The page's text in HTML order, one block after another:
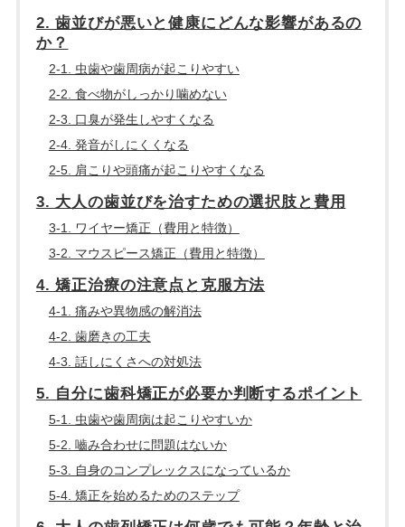
2. 歯並びが悪いと健康にどんな影響があるの
か？
2-1. 虫歯や歯周病が起こりやすい
2-2. 食べ物がしっかり噛めない
2-3. 口臭が発生しやすくなる
2-4. 発音がしにくくなる
2-5. 肩こりや頭痛が起こりやすくなる
3. 大人の歯並びを治すための選択肢と費用
3-1. ワイヤー矯正（費用と特徴）
3-2. マウスピース矯正（費用と特徴）
4. 矯正治療の注意点と克服方法
4-1. 痛みや異物感の解消法
4-2. 歯磨きの工夫
4-3. 話しにくさへの対処法
5. 自分に歯科矯正が必要か判断するポイント
5-1. 虫歯や歯周病は起こりやすいか
5-2. 嚙み合わせに問題はないか
5-3. 自身のコンプレックスになっているか
5-4. 矯正を始めるためのステップ